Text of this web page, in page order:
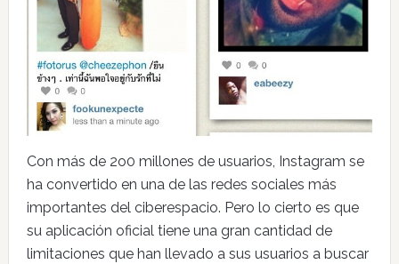
Con más de 2o0 millones de usuarios, Instagram se
ha convertido en una de las redes sociales más
importantes del ciberespacio. Pero lo cierto es que
su aplicación oficial tiene una gran cantidad de
limitaciones que han llevado a sus usuarios a buscar